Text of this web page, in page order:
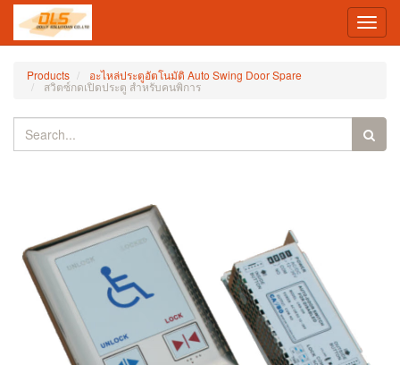
Products อะไหล่ประตูอัตโนมัติ Auto Swing Door Spare
สวิตซ์กดเปิดประตู สำหรับคนพิการ